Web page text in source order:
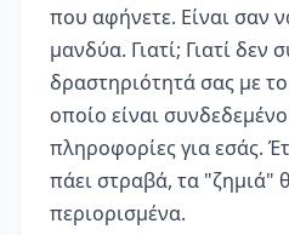
που αφήνετε. Είναι σαν
μανδύα. Γιατί; Γιατί δεν
δραστηριότητά σας με
οποίο είναι
πληροφορίες για εσάς.
πάει στραβά, τα "ζημιά"
περιορισμένα.